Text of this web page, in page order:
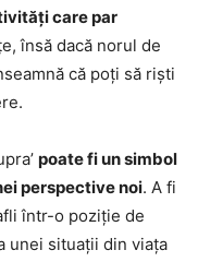
care par
însă dacă norul de
că poți să riști
poate fi un simbol
perspective noi. A fi
într-o poziție de
unei situații din viața